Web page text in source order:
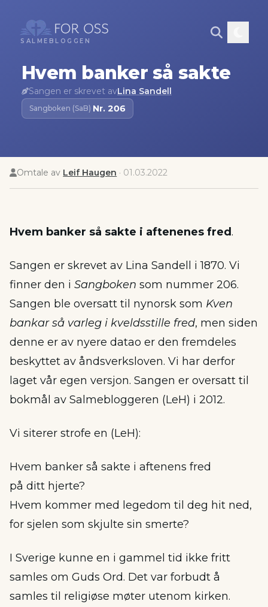
SALMEBLOGGEN
Hvem banker så sakte
Sangen er skrevet avLina Sandell
Sangboken (SaB)·Nr. 206
Omtale av Leif Haugen · 01.03.2022
Hvem banker så sakte i aftenenes fred.
Sangen er skrevet av Lina Sandell i 1870. Vi
finner den i Sangboken som nummer 206.
Sangen ble oversatt til nynorsk som Kven
bankar så varleg i kveldsstille fred, men siden
denne er av nyere datao er den fremdeles
beskyttet av åndsverksloven. Vi har derfor
laget vår egen versjon. Sangen er oversatt til
bokmål av Salmebloggeren (LeH) i 2012.
Vi siterer strofe en (LeH):
Hvem banker så sakte i aftenens fred
på ditt hjerte?
Hvem kommer med legedom til deg hit ned,
for sjelen som skjulte sin smerte?
I Sverige kunne en i gammel tid ikke fritt
samles om Guds Ord. Det var forbudt å
samles til religiøse møter utenom kirken.